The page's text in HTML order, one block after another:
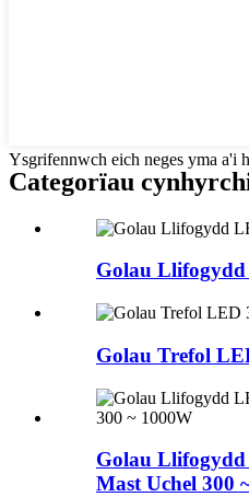
Ysgrifennwch eich neges yma a'i
Categorïau
Golau
Golau Trefol
Golau
Mast Uchel 300